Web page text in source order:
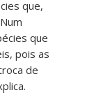
que,
que
pois as
de